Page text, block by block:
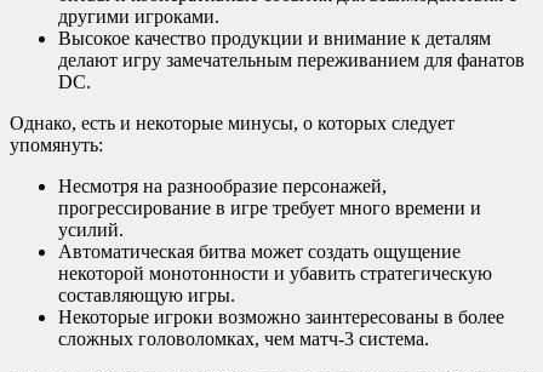
другими игроками.
Высокое качество продукции и внимание к деталям
делают игру замечательным переживанием для фанатов
DC.
Однако, есть и некоторые минусы, о которых следует
упомянуть:
Несмотря на разнообразие персонажей,
прогрессирование в игре требует много времени и
усилий.
Автоматическая битва может создать ощущение
некоторой монотонности и убавить стратегическую
составляющую игры.
Некоторые игроки возможно заинтересованы в более
сложных головоломках, чем матч-3 система.